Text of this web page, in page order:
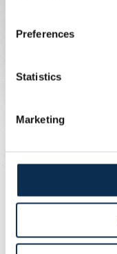
Preferences
Statistics
Marketing